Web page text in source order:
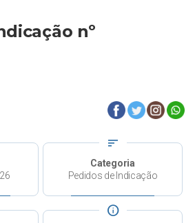
nº
sort
Categoria
Pedidos de Indicação
info